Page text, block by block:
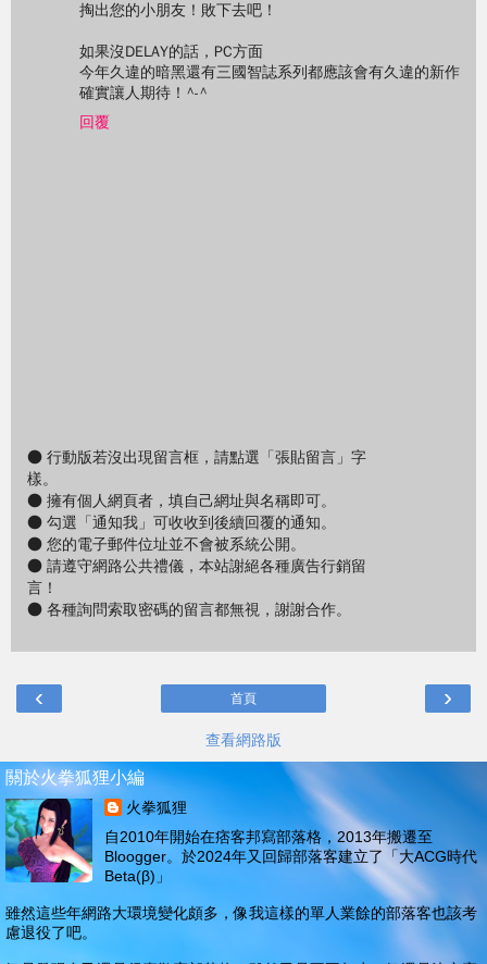
掏出您的小朋友！敗下去吧！
如果沒DELAY的話，PC方面
今年久違的暗黑還有三國智誌系列都應該會有久違的新作
確實讓人期待！^-^
回覆
● 行動版若沒出現留言框，請點選「張貼留言」字
樣。
● 擁有個人網頁者，填自己網址與名稱即可。
● 勾選「通知我」可收收到後續回覆的通知。
● 您的電子郵件位址並不會被系統公開。
● 請遵守網路公共禮儀，本站謝絕各種廣告行銷留
言！
● 各種詢問索取密碼的留言都無視，謝謝合作。
‹ ›
首頁
查看網路版
關於火拳狐狸小編
火拳狐狸
自2010年開始在痞客邦寫部落格，2013年搬遷至
Bloogger。於2024年又回歸部落客建立了「大ACG時代
Beta(β)」
雖然這些年網路大環境變化頗多，像我這樣的單人業餘的部落客也該考
慮退役了吧。